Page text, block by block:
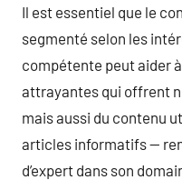
Il est essentiel que le
segmenté selon les
compétente peut aider
attrayantes qui offrent
mais aussi du contenu
articles informatifs —
d’expert dans son